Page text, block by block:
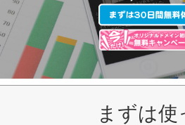
まずは使